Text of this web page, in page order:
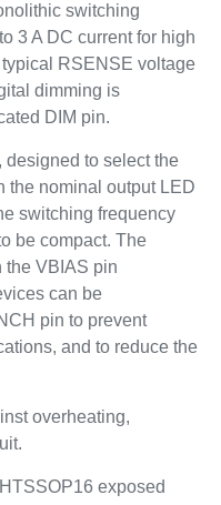
switching
3 A DC current for high
RSENSE voltage
dimming is
DIM pin.
to select the
the nominal output LED
switching frequency
be compact. The
the VBIAS pin
can be
pin to prevent
and to reduce the
overheating,
exposed